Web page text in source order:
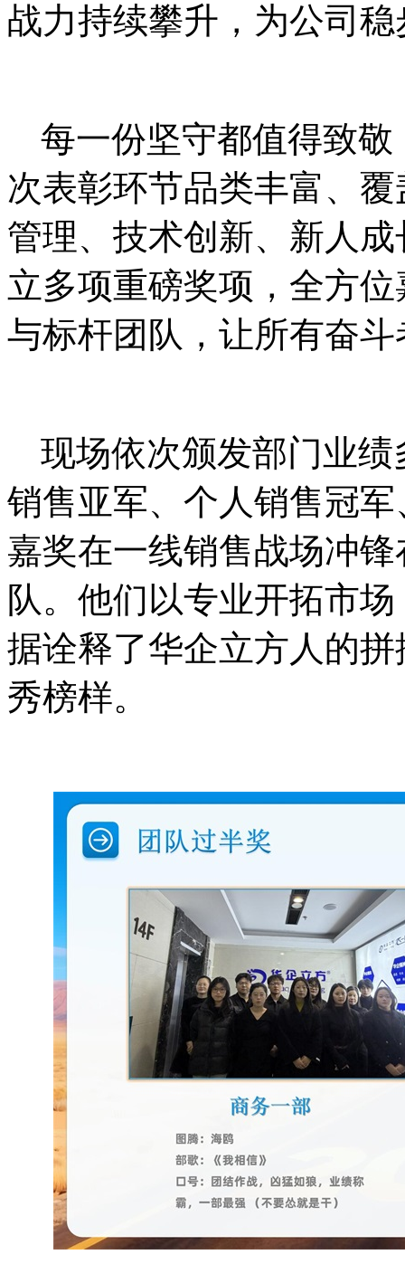
战力持续攀升，为公司
每一份坚守都值得致
次表彰环节品类丰富、
管理、技术创新、新人
立多项重磅奖项，全方
与标杆团队，让所有奋
现场依次颁发部门业
销售亚军、个人销售冠
嘉奖在一线销售战场冲
队。他们以专业开拓市
据诠释了华企立方人的
秀榜样。